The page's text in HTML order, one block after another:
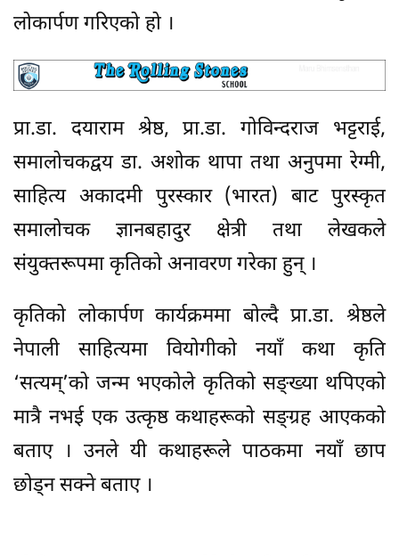
लोकार्पण गरिएको हो ।
प्रा.डा. दयाराम श्रेष्ठ, प्रा.डा. गोविन्दराज भट्टराई,
समालोचकद्वय डा. अशोक थापा तथा अनुपमा रेग्मी,
साहित्य अकादमी पुरस्कार (भारत) बाट पुरस्कृत
समालोचक ज्ञानबहादुर क्षेत्री तथा लेखकले
संयुक्तरूपमा कृतिको अनावरण गरेका हुन् ।
कृतिको लोकार्पण कार्यक्रममा बोल्दै प्रा.डा. श्रेष्ठले
नेपाली साहित्यमा वियोगीको नयाँ कथा कृति
‘सत्यम्’को जन्म भएकोले कृतिको सङ्ख्या थपिएको
मात्रै नभई एक उत्कृष्ठ कथाहरूको सङ्ग्रह आएकको
बताए । उनले यी कथाहरूले पाठकमा नयाँ छाप
छोड्न सक्ने बताए ।